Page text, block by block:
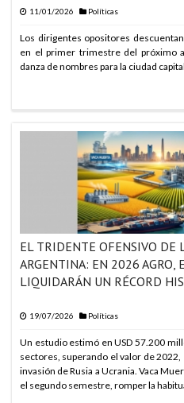
11/01/2026 Políticas
Los dirigentes opositores
en el primer trimestre del próximo
danza de nombres para la ciudad capital
EL TRIDENTE OFENSIVO DE
ARGENTINA: EN 2026 AGRO,
LIQUIDARÁN UN RÉCORD
19/07/2026 Políticas
Un estudio estimó en USD 57.200
sectores, superando el valor de
invasión de Rusia a Ucrania. Vaca
el segundo semestre, romper la